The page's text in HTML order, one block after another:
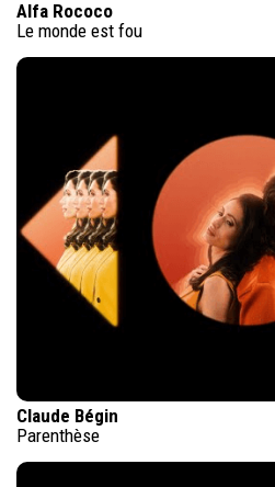
Alfa Rococo
Le monde est fou
Claude Bégin
Parenthèse